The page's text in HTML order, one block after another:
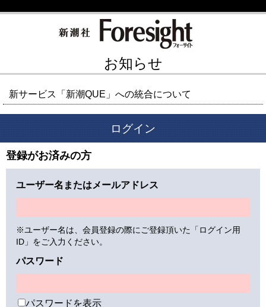
お知らせ
新サービス「新潮QUE」への統合について
ログイン
登録がお済みの方
ユーザー名またはメールアドレス
※ユーザー名は、会員登録の際にご登録頂いた「ログイン用
ID」をご入力ください。
パスワード
パスワードを表示